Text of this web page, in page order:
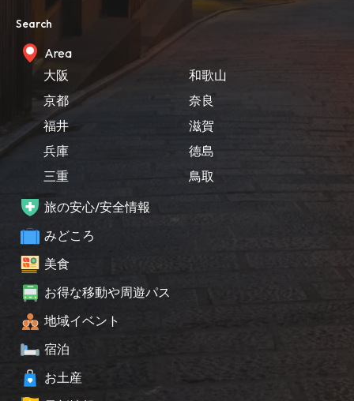
Search
Area
大阪
京都
福井
兵庫
三重
和歌山
奈良
滋賀
徳島
鳥取
旅の安心/安全情報
みどころ
美食
お得な移動や周遊パス
地域イベント
宿泊
お土産